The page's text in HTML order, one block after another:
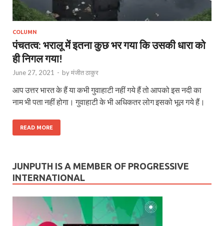
COLUMN
पंचतत्व: भरालू में इतना कुछ भर गया कि उसकी धारा को
ही निगल गया!
June 27, 2021 - byमंजीत ठाकुर
आप उत्तर भारत के हैं या कभी गुवाहाटी नहीं गये हैं तो आपको इस नदी का
नाम भी पता नहीं होगा। गुवाहाटी के भी अधिकतर लोग इसको भूल गये हैं।
READ MORE
JUNPUTH IS A MEMBER OF PROGRESSIVE
INTERNATIONAL